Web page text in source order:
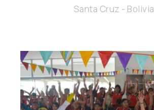
Santa Cruz - Bolivia